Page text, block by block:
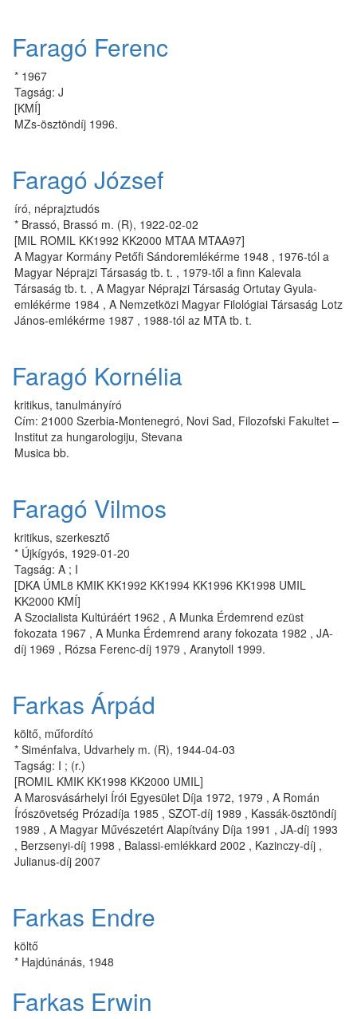
Faragó Ferenc
* 1967
Tagság: J
[KMÍ]
MZs-ösztöndíj 1996.
Faragó József
író, néprajztudós
* Brassó, Brassó m. (R), 1922-02-02
[MIL ROMIL KK1992 KK2000 MTAA MTAA97]
A Magyar Kormány Petőfi Sándoremlékérme 1948 , 1976-tól a
Magyar Néprajzi Társaság tb. t. , 1979-től a finn Kalevala
Társaság tb. t. , A Magyar Néprajzi Társaság Ortutay Gyula-
emlékérme 1984 , A Nemzetközi Magyar Filológiai Társaság Lotz
János-emlékérme 1987 , 1988-tól az MTA tb. t.
Faragó Kornélia
kritikus, tanulmányíró
Cím: 21000 Szerbia-Montenegró, Novi Sad, Filozofski Fakultet –
Institut za hungarologiju, Stevana
Musica bb.
Faragó Vilmos
kritikus, szerkesztő
* Újkígyós, 1929-01-20
Tagság: A ; I
[DKA ÚML8 KMIK KK1992 KK1994 KK1996 KK1998 UMIL
KK2000 KMÍ]
A Szocialista Kultúráért 1962 , A Munka Érdemrend ezüst
fokozata 1967 , A Munka Érdemrend arany fokozata 1982 , JA-
díj 1969 , Rózsa Ferenc-díj 1979 , Aranytoll 1999.
Farkas Árpád
költő, műfordító
* Siménfalva, Udvarhely m. (R), 1944-04-03
Tagság: I ; (r.)
[ROMIL KMIK KK1998 KK2000 UMIL]
A Marosvásárhelyi Írói Egyesület Díja 1972, 1979 , A Román
Írószövetség Prózadíja 1985 , SZOT-díj 1989 , Kassák-ösztöndíj
1989 , A Magyar Művészetért Alapítvány Díja 1991 , JA-díj 1993
, Berzsenyi-díj 1998 , Balassi-emlékkard 2002 , Kazinczy-díj ,
Julianus-díj 2007
Farkas Endre
költő
* Hajdúnánás, 1948
Farkas Erwin